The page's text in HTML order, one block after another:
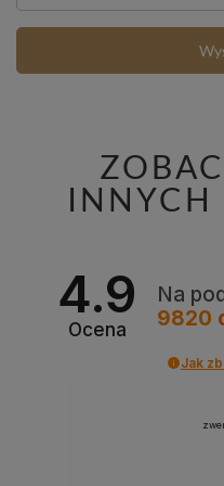
INNYCH
4.9
Ocena
Na
9820
Jak